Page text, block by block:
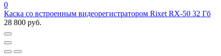
0
Каска со встроенным видеорегистратором Rixet RX-50 32 Гб
28 800 руб.